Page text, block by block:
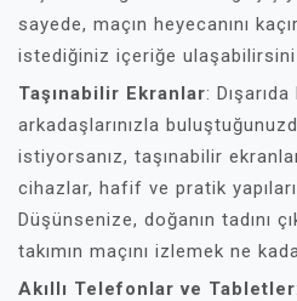
sayede, maçın heyecanını
istediğiniz içeriğe
Taşınabilir Ekranlar:
arkadaşlarınızla
istiyorsanız, taşınabilir
cihazlar, hafif ve pratik
Düşünsenize, doğanın tadını
takımın maçını izlemek ne
Akıllı Telefonlar ve Tabletler